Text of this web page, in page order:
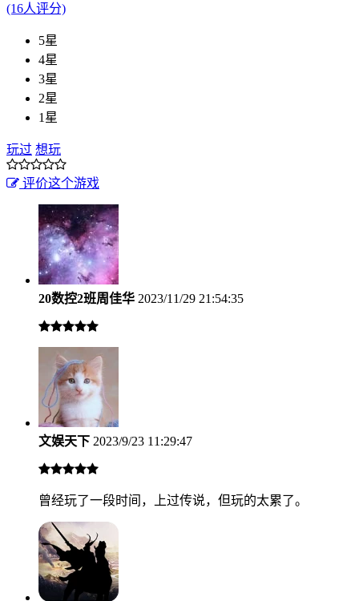
(16人评分)
5星
4星
3星
2星
1星
玩过 想玩
评价这个游戏
20数控2班周佳华 2023/11/29 21:54:35
文娱天下 2023/9/23 11:29:47
曾经玩了一段时间，上过传说，但玩的太累了。